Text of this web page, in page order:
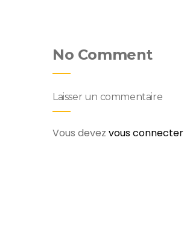
No Comment
Laisser un commentaire
Vous devez vous connecter